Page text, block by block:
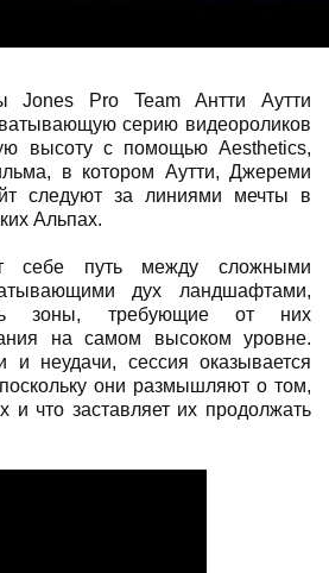
Jones Pro Team Антти Аутти
серию видеороликов
высоту с помощью Aesthetics,
в котором Аутти, Джереми
следуют за линиями мечты в
Альпах.
себе путь между сложными
дух ландшафтами,
зоны, требующие от них
на самом высоком уровне.
и неудачи, сессия оказывается
они размышляют о том,
и что заставляет их продолжать